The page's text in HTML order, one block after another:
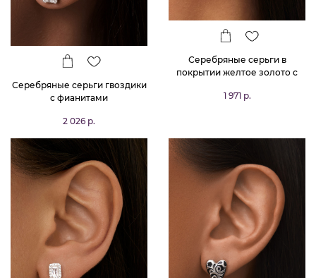
Серебряные серьги гвоздики
с фианитами
2 026 р.
покрытии желтое золото с